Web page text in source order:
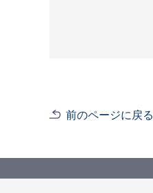
前のページに戻る